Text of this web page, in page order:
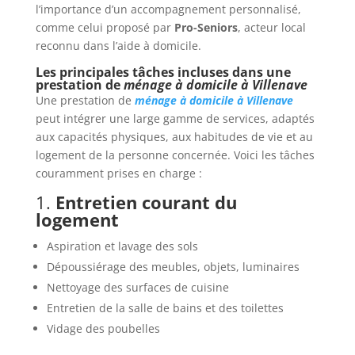
l’importance d’un accompagnement personnalisé,
comme celui proposé par Pro-Seniors, acteur local
reconnu dans l’aide à domicile.
Les principales tâches incluses dans une
prestation deménage à domicile à Villenave
Une prestation de ménage à domicile à Villenave
peut intégrer une large gamme de services, adaptés
aux capacités physiques, aux habitudes de vie et au
logement de la personne concernée. Voici les tâches
couramment prises en charge :
1. Entretien courant du
logement
Aspiration et lavage des sols
Dépoussiérage des meubles, objets, luminaires
Nettoyage des surfaces de cuisine
Entretien de la salle de bains et des toilettes
Vidage des poubelles